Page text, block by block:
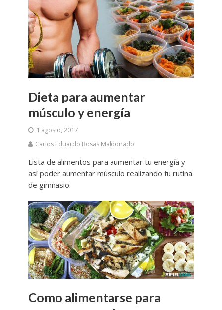
Dieta para aumentar
músculo y energía
1 agosto, 2017
Carlos Eduardo Rosas Maldonado
Lista de alimentos para aumentar tu energía y
así poder aumentar músculo realizando tu rutina
de gimnasio.
Como alimentarse para